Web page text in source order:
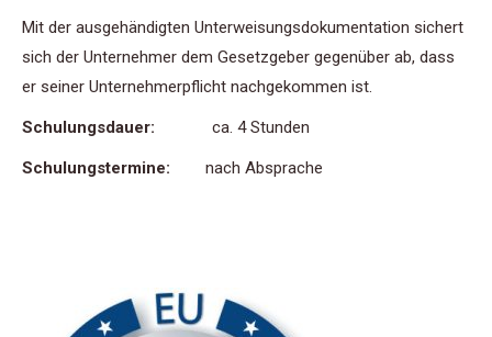
Mit der ausgehändigten Unterweisungsdokumentation sichert
sich der Unternehmer dem Gesetzgeber gegenüber ab, dass
er seiner Unternehmerpflicht nachgekommen ist.
Schulungsdauer: ca. 4 Stunden
Schulungstermine: nach Absprache